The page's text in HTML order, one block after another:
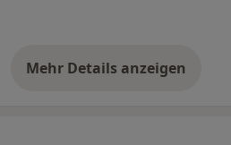
Mehr Details anzeigen
über Erfahrungen